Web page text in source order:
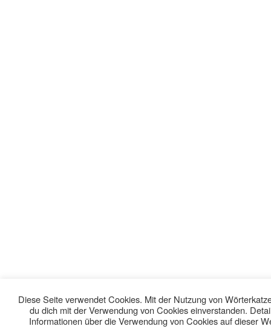
Diese Seite verwendet Cookies. Mit der Nutzung von
du dich mit der Verwendung von Cookies einverstanden.
Informationen über die Verwendung von Cookies auf dieser